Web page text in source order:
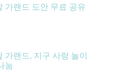
가랜드 도안 무료 공유
가랜드, 지구 사랑 놀이
눔